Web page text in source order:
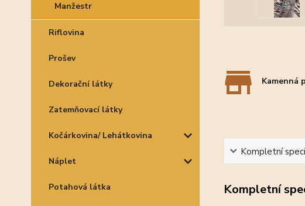
Manžestr
Riflovina
Prošev
Dekorační látky
Zatemňovací látky
Kočárkovina/ Lehátkovina
Náplet
Potahová látka
Kamenná
Kompletní
Kompletní